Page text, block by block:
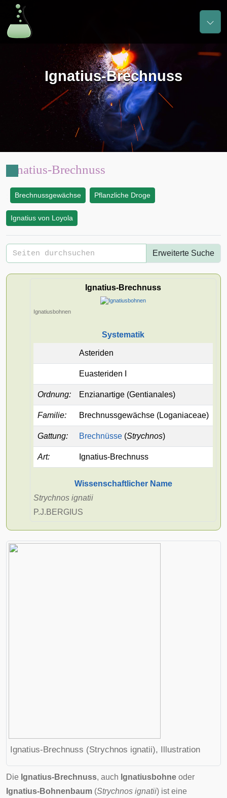
Ignatius-Brechnuss
Ignatius-Brechnuss
Brechnussgewächse Pflanzliche Droge
Ignatius von Loyola
Erweiterte Suche
Ignatius-Brechnuss
Ignatiusbohnen
Systematik
Asteriden
Euasteriden I
Ordnung: Enzianartige (Gentianales)
Familie: Brechnussgewächse (Loganiaceae)
Gattung: Brechnüsse (Strychnos)
Art: Ignatius-Brechnuss
Wissenschaftlicher Name
Strychnos ignatii
P.J.BERGIUS
Ignatius-Brechnuss (Strychnos ignatii), Illustration
Die Ignatius-Brechnuss, auch Ignatiusbohne oder
Ignatius-Bohnenbaum (Strychnos ignatii) ist eine